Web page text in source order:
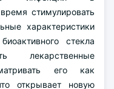
стимулировать
характеристики
стекла
лекарственные
его как
открывает новую